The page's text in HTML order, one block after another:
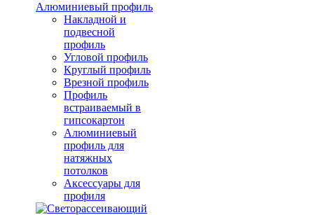
Алюминиевый профиль
Накладной и
подвесной
профиль
Угловой профиль
Круглый профиль
Врезной профиль
Профиль
встраиваемый в
гипсокартон
Алюминиевый
профиль для
натяжных
потолков
Аксессуары для
профиля